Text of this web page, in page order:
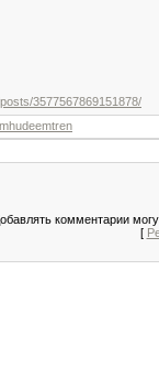
3577567869151878/
комментарии
[